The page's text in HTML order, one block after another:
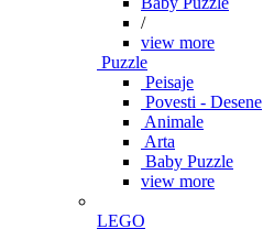
/
view more
Puzzle
Peisaje
Povesti - Desene
Animale
Arta
Baby Puzzle
view more
LEGO